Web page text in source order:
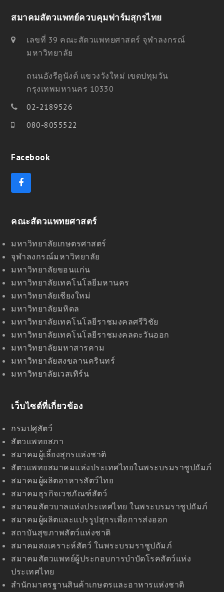
สมาคมสัตวแพทย์ควบคุมฟาร์มสุกรไทย
เลขที่ 39 คณะสัตวแพทยศาสตร์ จุฬาลงกรณ์
มหาวิทยาลัย
ถนนอังรีดูนังต์ แขวงวังใหม่ เขตปทุมวัน
กรุงเทพมหานคร 10330
02-2189526
080-8055522
Facebook
F
a
b
o
k
คณะสัตวแพทยศาสตร์
มหาวิทยาลัยเกษตรศาสตร์
จุฬาลงกรณ์มหาวิทยาลัย
มหาวิทยาลัยขอนแก่น
มหาวิทยาลัยเทคโนโลยีมหานคร
มหาวิทยาลัยเชียงใหม่
มหาวิทยาลัยมหิดล
มหาวิทยาลัยเทคโนโลยีราชมงคลศรีวิชัย
มหาวิทยาลัยเทคโนโลยีราชมงคลตะวันออก
มหาวิทยาลัยมหาสารคาม
มหาวิทยาลัยสงขลานครินทร์
มหาวิทยาลัยเวสเทิร์น
เว็บไซด์ที่เกี่ยวข้อง
กรมปศุสัตว์
สัตวแพทยสภา
สมาคมผู้เลี้ยงสุกรแห่งชาติ
สัตวแพทยสมาคมแห่งประเทศไทยในพระบรมราชูปถัมภ์
สมาคมผู้ผลิตอาหารสัตว์ไทย
สมาคมธุรกิจเวชภัณฑ์สัตว์
สมาคมสัตวบาลแห่งประเทศไทย ในพระบรมราชูปถัมภ์
สมาคมผู้ผลิตและแปรรูปสุกรเพื่อการส่งออก
สถาบันสุขภาพสัตว์แห่งชาติ
สมาคมสงเคราะห์สัตว์ ในพระบรมราชูปถัมภ์
สมาคมสัตวแพทย์ผู้ประกอบการบำบัดโรคสัตว์แห่ง
ประเทศไทย
สำนักมาตรฐานสินค้าเกษตรและอาหารแห่งชาติ